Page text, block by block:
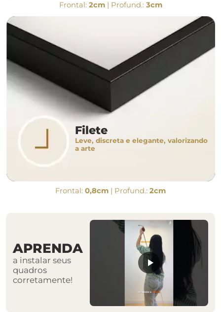
Frontal: 2cm| Profund.: 3cm
Filete
Leve, discreta e elegante, valorizando
a arte
Frontal: 0,8cm | Profund.: 2cm
APRENDA
a instalar seus
quadros
corretamente!